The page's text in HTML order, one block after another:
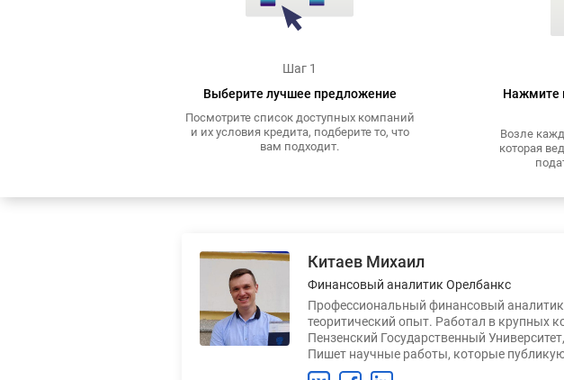
Шаг 1
Выберите лучшее предложение
Посмотрите список доступных компаний
и их условия кредита, подберите то, что
вам подходит.
Нажмите
Возле
которая
Китаев Михаил
Финансовый аналитик Орелбанкс
Профессиональный финансовый
теоритический опыт. Работал в крупных
Пензенский Государственный
Пишет научные работы, которые